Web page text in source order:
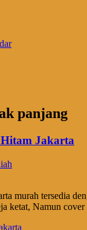
panjang
Jakarta
murah tersedia
ketat, Namun